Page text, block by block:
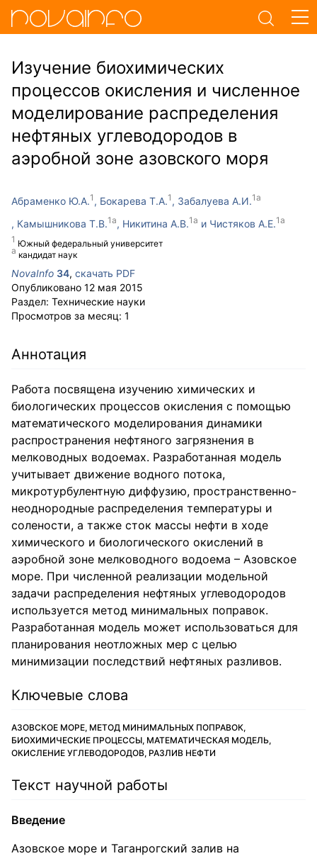
Изучение биохимических
процессов окисления и численное
моделирование распределения
нефтяных углеводородов в
аэробной зоне азовского моря
Абраменко Ю.А.
Южный федеральный университет
Бокарева Т.А. Забалуева А.И.
кандидат наук
Камышникова Т.В. Никитина А.В. Чистяков А.Е.
NovaInfo 34, скачать PDF
Опубликовано 12 мая 2015
Раздел: Технические науки
Просмотров за месяц: 1
Аннотация
Работа посвящена изучению химических и
биологических процессов окисления с помощью
математического моделирования динамики
распространения нефтяного загрязнения в
мелководных водоемах. Разработанная модель
учитывает движение водного потока,
микротурбулентную диффузию, пространственно-
неоднородные распределения температуры и
солености, а также сток массы нефти в ходе
химического и биологического окислений в
аэробной зоне мелководного водоема – Азовское
море. При численной реализации модельной
задачи распределения нефтяных углеводородов
используется метод минимальных поправок.
Разработанная модель может использоваться для
планирования неотложных мер с целью
минимизации последствий нефтяных разливов.
Ключевые слова
АЗОВСКОЕ МОРЕ, МЕТОД МИНИМАЛЬНЫХ ПОПРАВОК,
БИОХИМИЧЕСКИЕ ПРОЦЕССЫ, МАТЕМАТИЧЕСКАЯ МОДЕЛЬ,
ОКИСЛЕНИЕ УГЛЕВОДОРОДОВ, РАЗЛИВ НЕФТИ
Текст научной работы
Введение
Азовское море и Таганрогский залив на